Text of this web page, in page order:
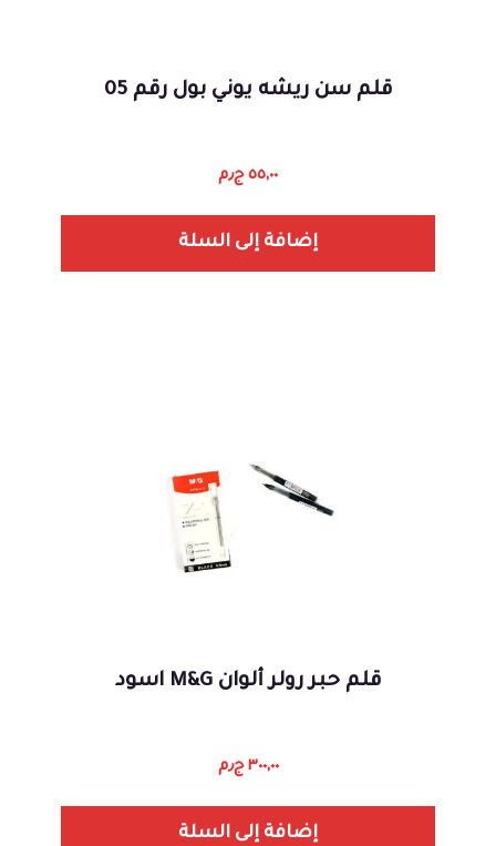
قلم سن ريشه يوني بول رقم 05
٥٥,٠٠ ج٫م
إضافة إلى السلة
قلم حبر رولر ألوان M&G اسود
٣٠٠,٠٠ ج٫م
إضافة إلى السلة